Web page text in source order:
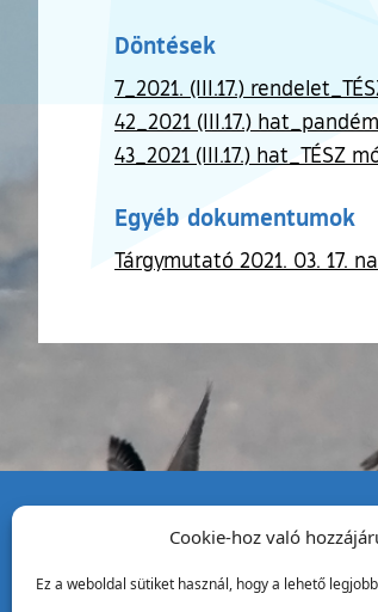
Cookie-hoz való
Ez a weboldal sütiket használ, hogy a lehető
Döntések
7_2021. (III.17.)
42_2021 (III.17.)
43_2021 (III.17.) hat_TÉSZ
Egyéb dokumentumok
Tárgymutató 2021. 03. 17.
Tata Város
2890 Tata,